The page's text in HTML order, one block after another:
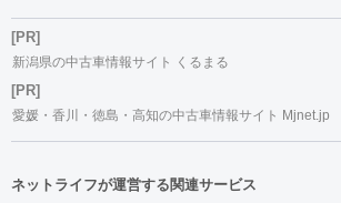
[PR]
新潟県の中古車情報サイト くるまる
[PR]
愛媛・香川・徳島・高知の中古車情報サイト Mjnet.jp
ネットライフが運営する関連サービス